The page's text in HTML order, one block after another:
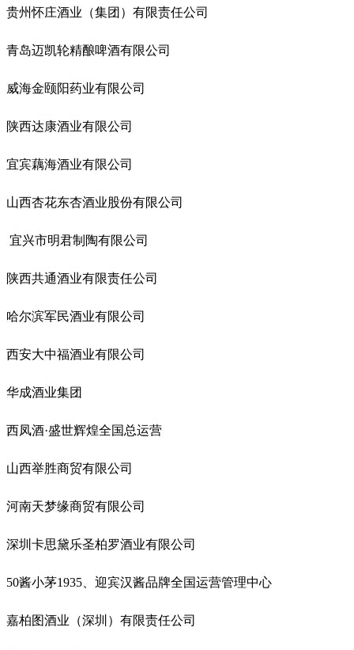
贵州怀庄酒业（集团）有限责任公司
青岛迈凯轮精酿啤酒有限公司
威海金颐阳药业有限公司
陕西达康酒业有限公司
宜宾藕海酒业有限公司
山西杏花东杏酒业股份有限公司
宜兴市明君制陶有限公司
陕西共通酒业有限责任公司
哈尔滨军民酒业有限公司
西安大中福酒业有限公司
华成酒业集团
西凤酒·盛世辉煌全国总运营
山西举胜商贸有限公司
河南天梦缘商贸有限公司
深圳卡思黛乐圣柏罗酒业有限公司
50酱小茅1935、迎宾汉酱品牌全国运营管理中心
嘉柏图酒业（深圳）有限责任公司